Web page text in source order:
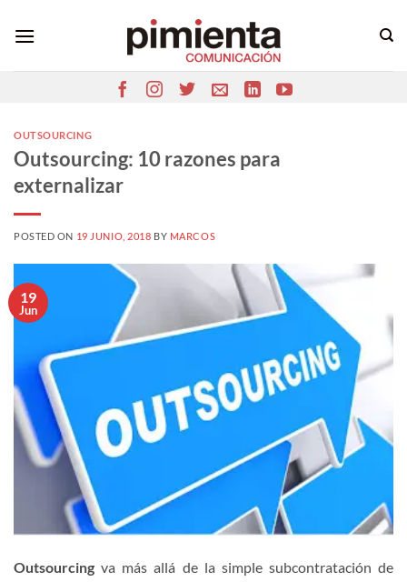
OUTSOURCING
Outsourcing: 10 razones para
externalizar
POSTED ON 19 JUNIO, 2018 BY MARCOS
19
Jun
Outsourcingva más allá de la simple subcontratación de